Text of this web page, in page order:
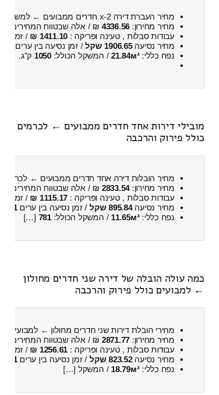
מחיר העברת דירה 2-x חדרים ממבועים ← למשמר הירדן
מחיר מחירון: 4336.56 ₪ / אלה שבטווח המחירים
עבודות סבלות , טעינה ופריקה : 1411.10 ₪ / זמן :
מחיר נסיעה1906.65 שקל / זמן נסיעה בין ערים
נפח כללי:21.84м³/ המשקל הכולל:1050 ק”ג.
מובילי דירות אחד חדרים ממבועים ← לכרמים
כולל פירוק והרכבה
מחיר הובלות דירה אחד חדרים ממבועים ←
מחיר מחירון:2833.54 ₪ / אלה שבטווח המחירים
עבודות סבלות , טעינה ופריקה : 1115.17 ₪ / זמן :
מחיר נסיעה895.84 שקל / זמן נסיעה בין ערים1 שעות , 12 דקות
נפח כללי:11.65м³ / המשקל הכולל:781
[…]
כמה עולה הובלה של דירה שני חדרים מחולון
← למבועים כולל פירוק והרכבה
מחירי הובלת דירות שני חדרים מחולון ← למבועים
מחיר מחירון: 2871.77 ₪ / אלה שבטווח המחירים
עבודות סבלות , טעינה ופריקה : 1256.61 ₪ / זמן :
מחיר נסיעה823.52 שקל / זמן נסיעה בין ערים1 שעות , 4 דקות
נפח כללי:18.79м³ / המשקל […]